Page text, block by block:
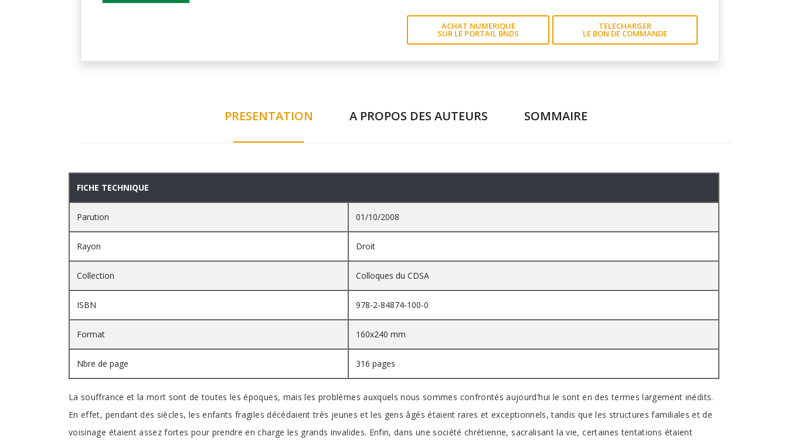
ACHAT NUMERIQUE
SUR LE PORTAIL BNDS
TELECHARGER
LE BON DE COMMANDE
PRESENTATION A PROPOS DES AUTEURS SOMMAIRE
PRESENTATION
FICHE TECHNIQUE
Parution 01/10/2008
Rayon Droit
Collection Colloques du CDSA
ISBN 978-2-84874-100-0
Format 160x240 mm
Nbre de page 316 pages
La souffrance et la mort sont de toutes les époques, mais les problèmes auxquels nous sommes confrontés aujourd’hui le sont en des termes largement inédits.
En effet, pendant des siècles, les enfants fragiles décédaient très jeunes et les gens âgés étaient rares et exceptionnels, tandis que les structures familiales et de
voisinage étaient assez fortes pour prendre en charge les grands invalides. Enfin, dans une société chrétienne, sacralisant la vie, certaines tentations étaient